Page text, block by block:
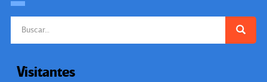
Visitantes